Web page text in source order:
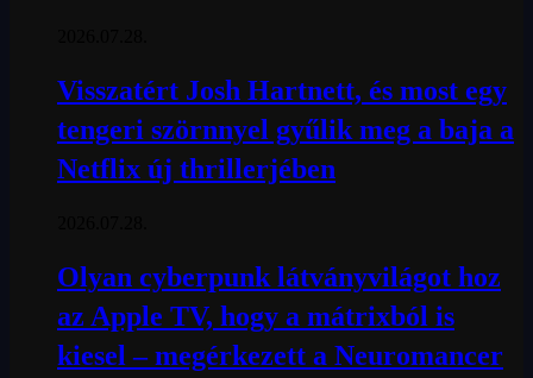
Visszatért Josh Hartnett, és most egy
tengeri szörnnyel gyűlik meg a baja a
Netflix új thrillerjében
Olyan cyberpunk látványvilágot hoz
az Apple TV, hogy a mátrixból is
kiesel – megérkezett a Neuromancer